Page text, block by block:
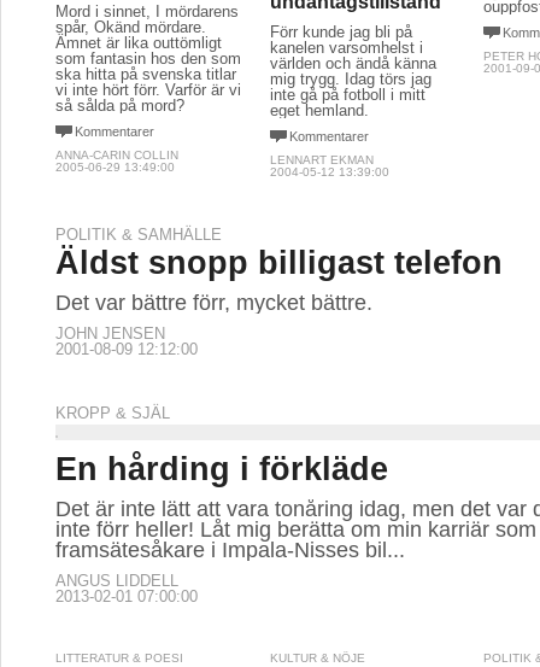
Mord i sinnet, I mördarens
spår, Okänd mördare.
Ämnet är lika outtömligt
som fantasin hos den som
ska hitta på svenska titlar
vi inte hört förr. Varför är vi
så sålda på mord?
Kommentarer
ANNA-CARIN COLLIN
2005-06-29 13:49:00
Förr kunde jag bli på
kanelen varsomhelst i
världen och ändå känna
mig trygg. Idag törs jag
inte gå på fotboll i mitt
eget hemland.
Kommentarer
LENNART EKMAN
2004-05-12 13:39:00
PETER
2001-09-
POLITIK & SAMHÄLLE
Äldst snopp billigast telefon
Det var bättre förr, mycket bättre.
JOHN JENSEN
2001-08-09 12:12:00
KROPP & SJÄL
En hårding i förkläde
Det är inte lätt att vara tonåring idag, men det var
inte förr heller! Låt mig berätta om min karriär som
framsätesåkare i Impala-Nisses bil...
ANGUS LIDDELL
2013-02-01 07:00:00
LITTERATUR & POESI KULTUR & NÖJE POLITIK